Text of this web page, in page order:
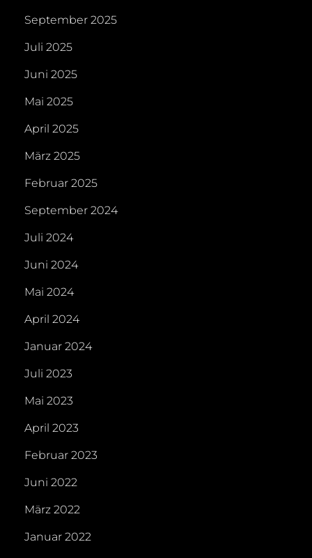
September 2025
Juli 2025
Juni 2025
Mai 2025
April 2025
März 2025
Februar 2025
September 2024
Juli 2024
Juni 2024
Mai 2024
April 2024
Januar 2024
Juli 2023
Mai 2023
April 2023
Februar 2023
Juni 2022
März 2022
Januar 2022